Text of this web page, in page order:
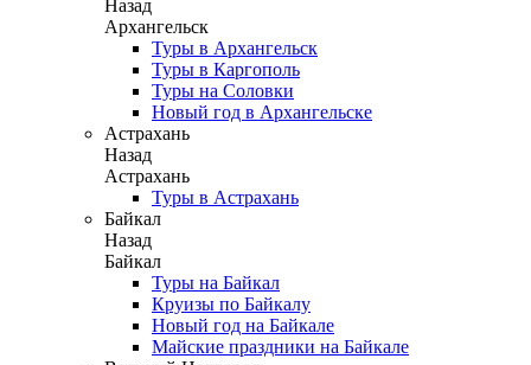
Назад
Архангельск
Туры в Архангельск
Туры в Каргополь
Туры на Соловки
Новый год в Архангельске
Астрахань
Назад
Астрахань
Туры в Астрахань
Байкал
Назад
Байкал
Туры на Байкал
Круизы по Байкалу
Новый год на Байкале
Майские праздники на Байкале